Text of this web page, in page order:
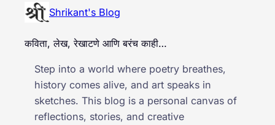
Shrikant's Blog
कविता, लेख, रेखाटणे आणि बरंच काही…
Step into a world where poetry breathes,
history comes alive, and art speaks in
sketches. This blog is a personal canvas of
reflections, stories, and creative